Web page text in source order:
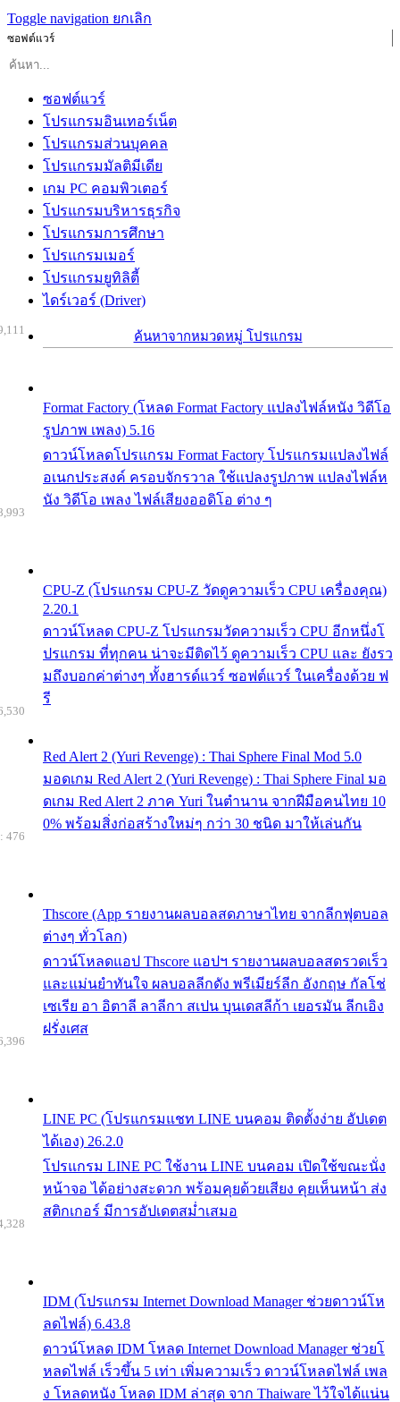
Toggle navigation ยกเลิก
ซอฟต์แวร์
ซอฟต์แวร์
โปรแกรมอินเทอร์เน็ต
โปรแกรมส่วนบุคคล
โปรแกรมมัลติมีเดีย
เกม PC คอมพิวเตอร์
โปรแกรมบริหารธุรกิจ
โปรแกรมการศึกษา
โปรแกรมเมอร์
โปรแกรมยูทิลิตี้
ไดร์เวอร์ (Driver)
ค้นหาจากหมวดหมู่ โปรแกรม
Format Factory (โหลด Format Factory แปลงไฟล์หนัง วิดีโอ
รูปภาพ เพลง) 5.16
ดาวน์โหลดโปรแกรม Format Factory โปรแกรมแปลงไฟล์
อเนกประสงค์ ครอบจักรวาล ใช้แปลงรูปภาพ แปลงไฟล์ห
นัง วิดีโอ เพลง ไฟล์เสียงออดิโอ ต่าง ๆ
CPU-Z (โปรแกรม CPU-Z วัดดูความเร็ว CPU เครื่องคุณ)
2.20.1
ดาวน์โหลด CPU-Z โปรแกรมวัดความเร็ว CPU อีกหนึ่งโ
ปรแกรม ที่ทุกคน น่าจะมีติดไว้ ดูความเร็ว CPU และ ยังรว
มถึงบอกค่าต่างๆ ทั้งฮารด์แวร์ ซอฟต์แวร์ ในเครื่องด้วย ฟ
รี
Red Alert 2 (Yuri Revenge) : Thai Sphere Final Mod 5.0
มอดเกม Red Alert 2 (Yuri Revenge) : Thai Sphere Final มอ
ดเกม Red Alert 2 ภาค Yuri ในตำนาน จากฝีมือคนไทย 10
0% พร้อมสิ่งก่อสร้างใหม่ๆ กว่า 30 ชนิด มาให้เล่นกัน
Thscore (App รายงานผลบอลสดภาษาไทย จากลีกฟุตบอล
ต่างๆ ทั่วโลก)
ดาวน์โหลดแอป Thscore แอปฯ รายงานผลบอลสดรวดเร็ว
และแม่นยำทันใจ ผลบอลลีกดัง พรีเมียร์ลีก อังกฤษ กัลโช่
เซเรีย อา อิตาลี ลาลีกา สเปน บุนเดสลีก้า เยอรมัน ลีกเอิง
ฝรั่งเศส
476
LINE PC (โปรแกรมแชท LINE บนคอม ติดตั้งง่าย อัปเดต
ได้เอง) 26.2.0
โปรแกรม LINE PC ใช้งาน LINE บนคอม เปิดใช้ขณะนั่ง
หน้าจอ ได้อย่างสะดวก พร้อมคุยด้วยเสียง คุยเห็นหน้า ส่ง
สติกเกอร์ มีการอัปเดตสม่ำเสมอ
IDM (โปรแกรม Internet Download Manager ช่วยดาวน์โห
ลดไฟล์) 6.43.8
ดาวน์โหลด IDM โหลด Internet Download Manager ช่วยโ
หลดไฟล์ เร็วขึ้น 5 เท่า เพิ่มความเร็ว ดาวน์โหลดไฟล์ เพล
ง โหลดหนัง โหลด IDM ล่าสุด จาก Thaiware ไว้ใจได้แน่น